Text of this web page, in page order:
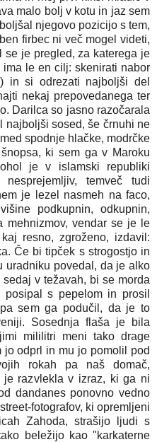
malo bolj v kotu in jaz sem
njegovo pozicijo s tem,
firbec ni več mogel videti,
se je pregled, za katerega je
le en cilj: skenirati nabor
in si odrezati najboljši del
nekaj prepovedanega ter
Darilca so jasno razočarala
najboljši sosed, še črnuhi ne
spodnje hlačke, modrčke
ki sem ga v Maroku
je v islamski republiki
temveč tudi
je lezel nasmeh na faco,
podkupnin, odkupnin,
mehnizmov, vendar se je le
resno, zgroženo, izdavil:
Če bi tipček s strogostjo in
uradniku povedal, da je alko
v težavah, bi se morda
s pepelom in prosil
sem ga podučil, da je to
Sosednja flaša je bila
mililitri meni tako drage
odprl in mu jo pomolil pod
rokah pa naš domač,
je razvlekla v izraz, ki ga ni
dandanes ponovno vedno
fotografov, ki opremljeni
Zahoda, strašijo ljudi s
beležijo kao "karkaterne